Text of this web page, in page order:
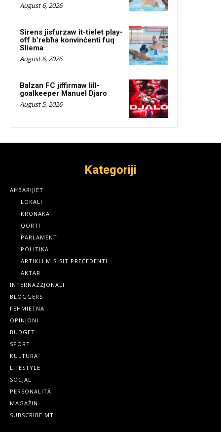
August 6, 2026
Sirens jisfurzaw it-tielet play-
off b’rebħa konvinċenti fuq
Sliema
August 6, 2026
Balzan FC jiffirmaw lill-
goalkeeper Manuel Djaro
August 5, 2026
Kategoriji
AĦBARIJIET
LOKALI
KRONAKA
QORTI
PARLAMENT
POLITIKA
ARTIKLI MIS-SIT PREĊEDENTI
AKTAR
INTERNAZZJONALI
BLOGGERS
FEHMIETNA
OPINJONI
BUDGET
SPORT
KULTURA
LIFESTYLE
SOĊJAL
PERSONALITÀ
MAGAŻIN
SUBSCRIBE.MT